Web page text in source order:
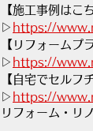
【施工事例はこ
▷ https://
【リフォームプ
▷ https://
【自宅でセルフ
▷ https://
リフォーム・リ